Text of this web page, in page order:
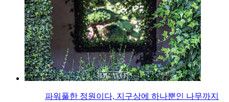
파워풀한 정원이다, 지구상에 하나뿐인 나무까지